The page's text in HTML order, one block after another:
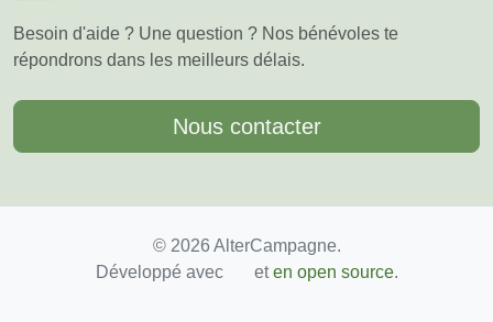
Besoin d'aide ? Une question ? Nos bénévoles te
répondrons dans les meilleurs délais.
Nous contacter
© 2026 AlterCampagne.
Développé avec
eten open source.